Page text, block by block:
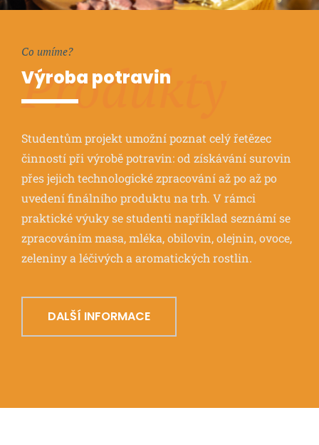
Produkty
Co umíme?
Výroba potravin
Studentům projekt umožní poznat celý řetězec
činností při výrobě potravin: od získávání surovin
přes jejich technologické zpracování až po až po
uvedení finálního produktu na trh. V rámci
praktické výuky se studenti například seznámí se
zpracováním masa, mléka, obilovin, olejnin, ovoce,
zeleniny a léčivých a aromatických rostlin.
DALŠÍ INFORMACE